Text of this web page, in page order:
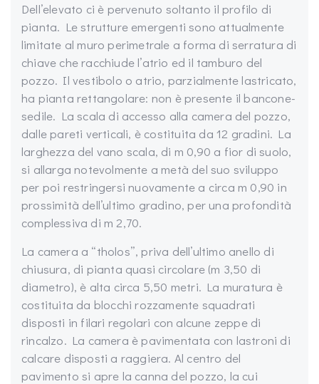
Dell’elevato ci è pervenuto soltanto il profilo di
pianta. Le strutture emergenti sono attualmente
limitate al muro perimetrale a forma di serratura di
chiave che racchiude l’atrio ed il tamburo del
pozzo. Il vestibolo o atrio, parzialmente lastricato,
ha pianta rettangolare: non è presente il bancone-
sedile. La scala di accesso alla camera del pozzo,
dalle pareti verticali, è costituita da 12 gradini. La
larghezza del vano scala, di m 0,90 a fior di suolo,
si allarga notevolmente a metà del suo sviluppo
per poi restringersi nuovamente a circa m 0,90 in
prossimità dell’ultimo gradino, per una profondità
complessiva di m 2,70.
La camera a “tholos”, priva dell’ultimo anello di
chiusura, di pianta quasi circolare (m 3,50 di
diametro), è alta circa 5,50 metri. La muratura è
costituita da blocchi rozzamente squadrati
disposti in filari regolari con alcune zeppe di
rincalzo. La camera è pavimentata con lastroni di
calcare disposti a raggiera. Al centro del
pavimento si apre la canna del pozzo, la cui